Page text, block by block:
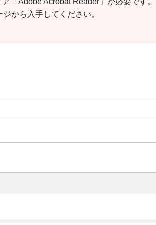
から入手してください。